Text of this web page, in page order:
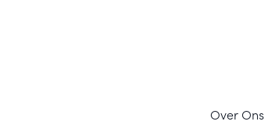
Over Ons